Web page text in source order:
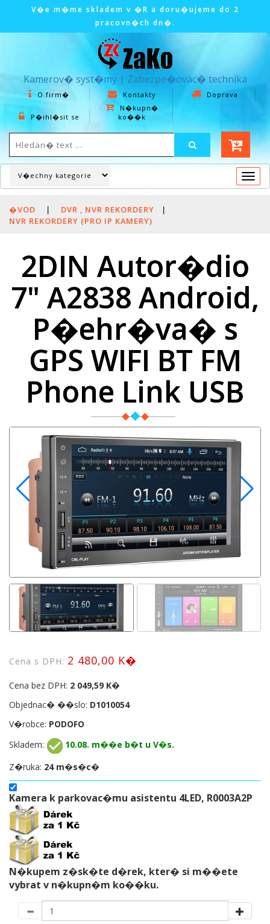
V�e m�me skladem v �R a doru�ujeme do 2
pracovn�ch dn�.
Kamerov� syst�my | Zabezpe�ovac� technika
O firm� Kontakty Doprava
P�ihl�sit se
N�kupn�
ko��k
�VOD | DVR , NVR REKORDERY
|
NVR REKORDERY (PRO IP KAMERY)
2DIN Autor�dio
7" A2838 Android,
P�ehr�va� s
GPS WIFI BT FM
Phone Link USB
Cena s DPH: 2 480,00 K�
Cena bez DPH: 2 049,59 K�
Objednac� ��slo: D1010054
V�robce: PODOFO
Skladem:
10.08. m��e b�t u V�s.
Z�ruka: 24 m�s�c�
Kamera k parkovac�mu asistentu 4LED, R0003A2P
N�kupem z�sk�te d�rek, kter� si m��ete
vybrat v n�kupn�m ko��ku.